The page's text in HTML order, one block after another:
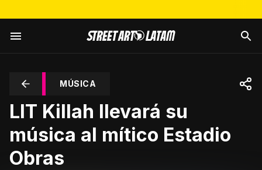
MÚSICA
LIT Killah llevará su
música al mítico Estadio
Obras